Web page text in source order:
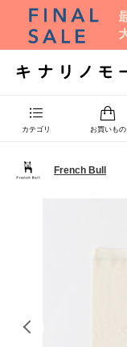
カテゴリ お買いもの
French Bull